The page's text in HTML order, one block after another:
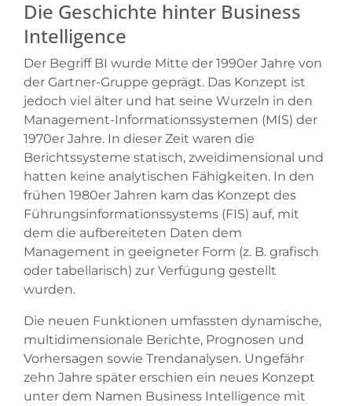
Die Geschichte hinter Business
Intelligence
Der Begriff BI wurde Mitte der 1990er Jahre von
der Gartner-Gruppe geprägt. Das Konzept ist
jedoch viel älter und hat seine Wurzeln in den
Management-Informationssystemen (MIS) der
1970er Jahre. In dieser Zeit waren die
Berichtssysteme statisch, zweidimensional und
hatten keine analytischen Fähigkeiten. In den
frühen 1980er Jahren kam das Konzept des
Führungsinformationssystems (FIS) auf, mit
dem die aufbereiteten Daten dem
Management in geeigneter Form (z. B. grafisch
oder tabellarisch) zur Verfügung gestellt
wurden.
Die neuen Funktionen umfassten dynamische,
multidimensionale Berichte, Prognosen und
Vorhersagen sowie Trendanalysen. Ungefähr
zehn Jahre später erschien ein neues Konzept
unter dem Namen Business Intelligence mit